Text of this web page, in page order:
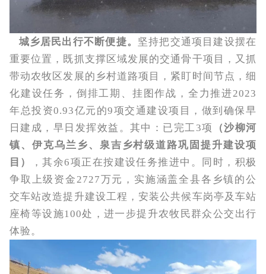
城乡居民出行不断便捷。 坚持把交通项目建设摆在
重要位置，既抓支撑区域发展的交通骨干项目，又抓
带动农牧区发展的乡村道路项目，紧盯时间节点，细
化建设任务，倒排工期、挂图作战，全力推进2023
年总投资0.93亿元的9项交通建设项目，做到确保早
日建成，早日发挥效益。其中：已完工3项
（沙柳河
镇、伊克乌兰乡、泉吉乡村级道路巩固提升建设项
目）
，其余6项正在按建设任务推进中。同时，积极
争取上级资金2727万元，实施涵盖全县各乡镇的公
交车站改造提升建设工程，安装公共候车岗亭及车站
座椅等设施100处，进一步提升农牧民群众公交出行
体验。